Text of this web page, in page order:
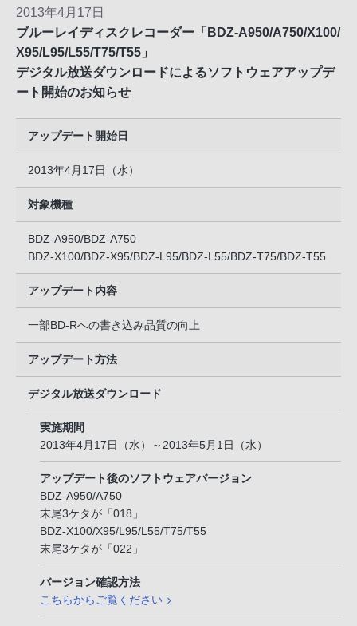
2013年4月17日
ブルーレイディスクレコーダー「BDZ-A950/A750/X100/
X95/L95/L55/T75/T55」
デジタル放送ダウンロードによるソフトウェアアップデ
ート開始のお知らせ
アップデート開始日
2013年4月17日（水）
対象機種
BDZ-A950/BDZ-A750
BDZ-X100/BDZ-X95/BDZ-L95/BDZ-L55/BDZ-T75/BDZ-T55
アップデート内容
一部BD-Rへの書き込み品質の向上
アップデート方法
デジタル放送ダウンロード
実施期間
2013年4月17日（水）～2013年5月1日（水）
アップデート後のソフトウェアバージョン
BDZ-A950/A750
末尾3ケタが「018」
BDZ-X100/X95/L95/L55/T75/T55
末尾3ケタが「022」
バージョン確認方法
こちらからご覧ください